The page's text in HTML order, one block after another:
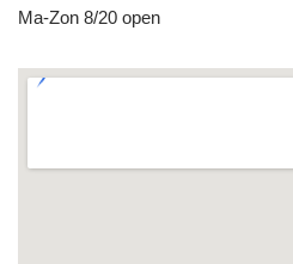
Ma-Zon 8/20 open